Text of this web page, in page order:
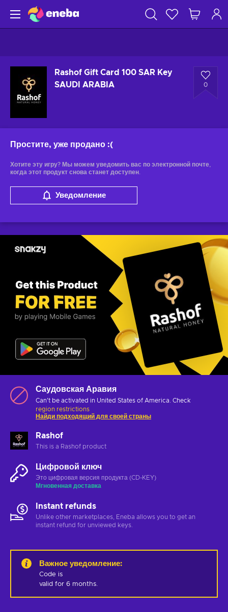
Rashof Gift Card 100 SAR Key
SAUDI ARABIA
0
Простите, уже продано :(
Хотите эту игру? Мы можем уведомить вас по электронной почте,
когда этот продукт снова станет доступен.
Уведомление
Саудовская Аравия
Can't be activated in United States of America. Check
region restrictions
Найди подходящий для своей страны
Rashof
This is a Rashof product
Цифровой ключ
Это цифровая версия продукта (CD-KEY)
Мгновенная доставка
Instant refunds
Unlike other marketplaces, Eneba allows you to get an
instant refund for unviewed keys.
Важное уведомление:
Code is
valid for 6 months.